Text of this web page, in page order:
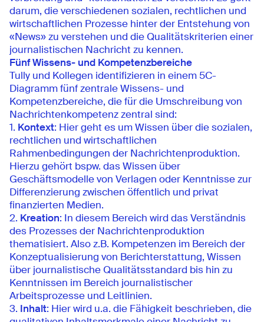
darum, die verschiedenen sozialen, rechtlichen und
wirtschaftlichen Prozesse hinter der Entstehung von
«News» zu verstehen und die Qualitätskriterien einer
journalistischen Nachricht zu kennen.
Fünf Wissens- und Kompetenzbereiche
Tully und Kollegen identifizieren in einem 5C-
Diagramm fünf zentrale Wissens- und
Kompetenzbereiche, die für die Umschreibung von
Nachrichtenkompetenz zentral sind:
Kontext: Hier geht es um Wissen über die sozialen,
rechtlichen und wirtschaftlichen
Rahmenbedingungen der Nachrichtenproduktion.
Hierzu gehört bspw. das Wissen über
Geschäftsmodelle von Verlagen oder Kenntnisse zur
Differenzierung zwischen öffentlich und privat
finanzierten Medien.
Kreation: In diesem Bereich wird das Verständnis
des Prozesses der Nachrichtenproduktion
thematisiert. Also z.B. Kompetenzen im Bereich der
Konzeptualisierung von Berichterstattung, Wissen
über journalistische Qualitätsstandard bis hin zu
Kenntnissen im Bereich journalistischer
Arbeitsprozesse und Leitlinien.
Inhalt: Hier wird u.a. die Fähigkeit beschrieben, die